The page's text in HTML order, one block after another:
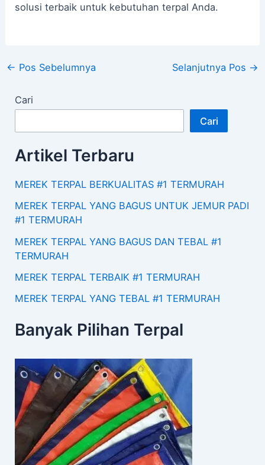
solusi terbaik untuk kebutuhan terpal Anda.
← Pos Sebelumnya Selanjutnya Pos →
Cari
Cari
Artikel Terbaru
MEREK TERPAL BERKUALITAS #1 TERMURAH
MEREK TERPAL YANG BAGUS UNTUK JEMUR PADI
#1 TERMURAH
MEREK TERPAL YANG BAGUS DAN TEBAL #1
TERMURAH
MEREK TERPAL TERBAIK #1 TERMURAH
MEREK TERPAL YANG TEBAL #1 TERMURAH
Banyak Pilihan Terpal